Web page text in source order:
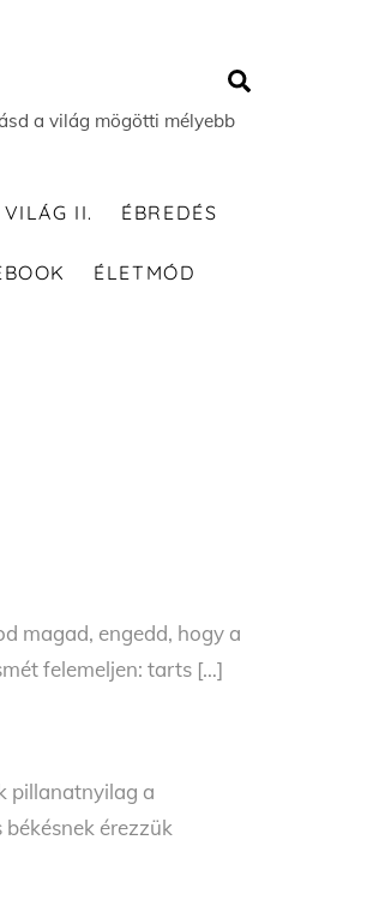
a világ mögötti mélyebb
VILÁG II. ÉBREDÉS
ÉLETMÓD
magad, engedd, hogy a
felemeljen: tarts […]
pillanatnyilag a
érezzük